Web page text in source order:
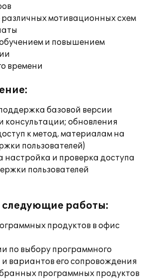
мотивационных схем
и повышением
времени
базовой версии
консультации; обновления
к метод. материалам на
пользователей)
настройка и проверка доступа
пользователей
работы:
продуктов в офис
по выбору программного
и вариантов его сопровождения
программных продуктов